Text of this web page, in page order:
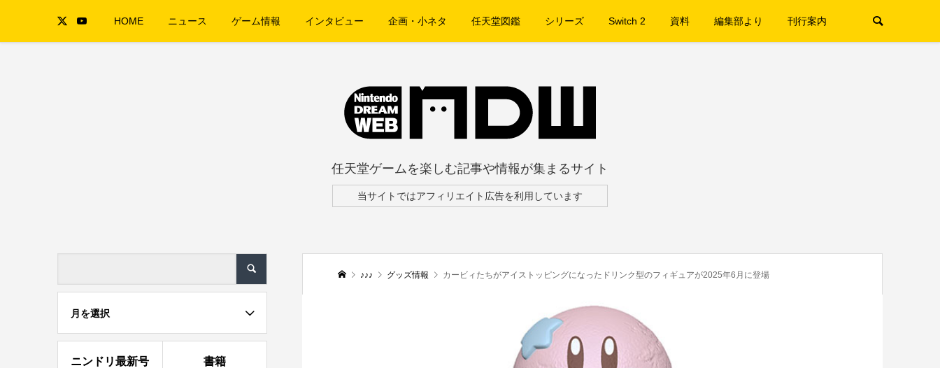
HOME ニュース ゲーム情報 インタビュー 企画・小ネタ 任天堂図鑑 シリーズ Switch 2 資料 編集部より 刊行案内
任天堂ゲームを楽しむ記事や情報が集まるサイト
当サイトではアフィリエイト広告を利用しています
♪♪♪ グッズ情報 カービィたちがアイストッピングになったドリンク型のフィギュアが2025年6月に登場
月を選択
ニンドリ最新号 書籍